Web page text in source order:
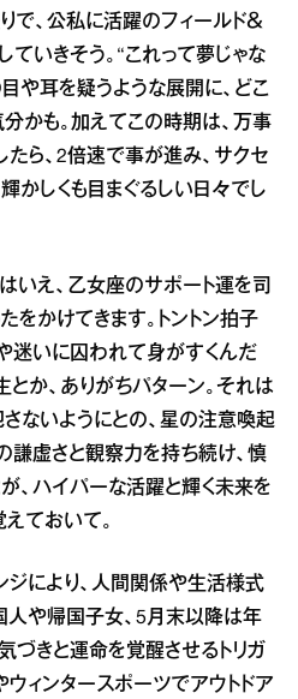
で、公私に活躍のフィールド＆
ていきそう。“これって夢じゃな
や耳を疑うような展開に、どこ
かも。加えてこの時期は、万事
ら、2倍速で事が進み、サクセ
かしくも目まぐるしい日々でし
いえ、乙女座のサポート運を司
をかけてきます。トントン拍子
迷いに囚われて身がすくんだ
とか、ありがちパターン。それは
ないようにとの、星の注意喚起
謙虚さと観察力を持ち続け、慎
、ハイパーな活躍と輝く未来を
ておいて。
ジにより、人間関係や生活様式
人や帰国子女、5月末以降は年
づきと運命を覚醒させるトリガ
ウィンタースポーツでアウトドア